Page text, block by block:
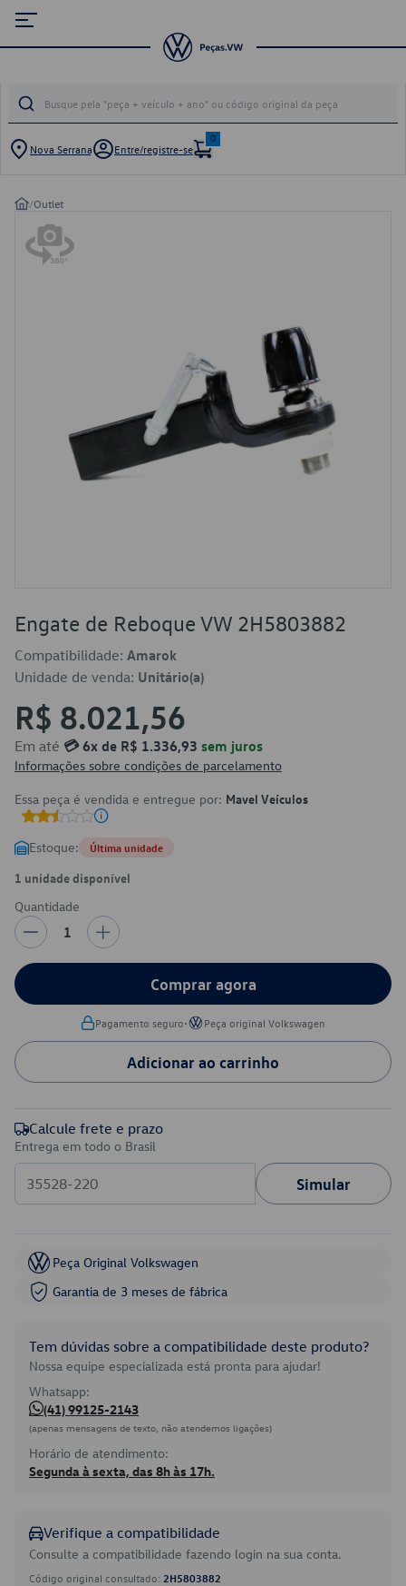
Nova Serrana Entre/registre-se
0
/Outlet
Engate de Reboque VW 2H5803882
Compatibilidade: Amarok
Unidade de venda: Unitário(a)
R$ 8.021,56
Em até 💳 6x de R$ 1.336,93 sem juros
Informações sobre condições de parcelamento
Essa peça é vendida e entregue por: Mavel Veículos
Estoque: Última unidade
1 unidade disponível
Quantidade
1
Comprar agora
Pagamento seguro• Peça original Volkswagen
Adicionar ao carrinho
Calcule frete e prazo
Entrega em todo o Brasil
Simular
Peça Original Volkswagen
Garantia de 3 meses de fábrica
Tem dúvidas sobre a compatibilidade deste produto?
Nossa equipe especializada está pronta para ajudar!
Whatsapp:
(41) 99125-2143
(apenas mensagens de texto, não atendemos ligações)
Horário de atendimento:
Segunda à sexta, das 8h às 17h.
Verifique a compatibilidade
Consulte a compatibilidade fazendo login na sua conta.
Código original consultado: 2H5803882